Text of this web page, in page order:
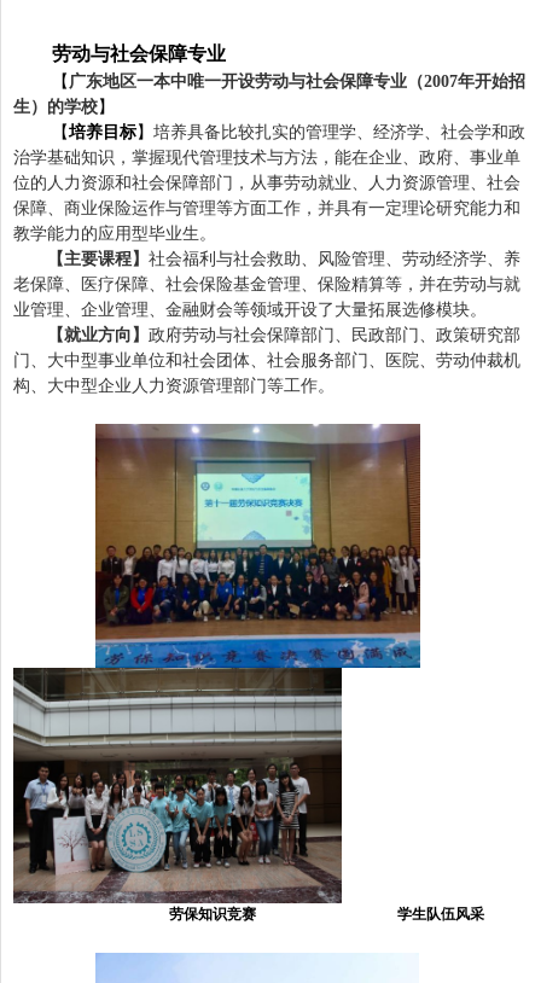
劳动与社会保障专业
【广东地区一本中唯一开设劳动与社会保障专业（2007年开始招
生）的学校】
【培养目标】 培养具备比较扎实的管理学、经济学、社会学和政
治学基础知识，掌握现代管理技术与方法，能在企业、政府、事业单
位的人力资源和社会保障部门，从事劳动就业、人力资源管理、社会
保障、商业保险运作与管理等方面工作，并具有一定理论研究能力和
教学能力的应用型毕业生。
【主要课程】 社会福利与社会救助、风险管理、劳动经济学、养
老保障、医疗保障、社会保险基金管理、保险精算等，并在劳动与就
业管理、企业管理、金融财会等领域开设了大量拓展选修模块。
【就业方向】 政府劳动与社会保障部门、民政部门、政策研究部
门、大中型事业单位和社会团体、社会服务部门、医院、劳动仲裁机
构、大中型企业人力资源管理部门等工作。
劳保知识竞赛 学生队伍风采